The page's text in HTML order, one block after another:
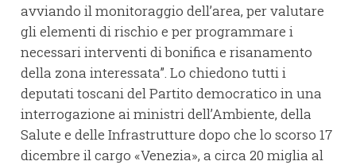
avviando il monitoraggio dell’area, per valutare
gli elementi di rischio e per programmare i
necessari interventi di bonifica e risanamento
della zona interessata”. Lo chiedono tutti i
deputati toscani del Partito democratico in una
interrogazione ai ministri dell’Ambiente, della
Salute e delle Infrastrutture dopo che lo scorso 17
dicembre il cargo «Venezia», a circa 20 miglia al